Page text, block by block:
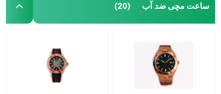
ساعت مچی ضد آب (20)